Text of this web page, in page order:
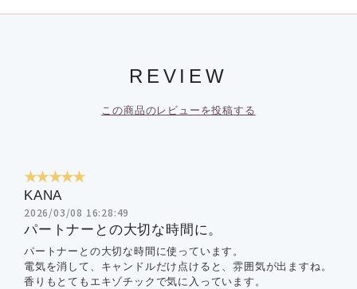
REVIEW
この商品のレビューを投稿する
★★★★★
KANA
2026/03/08 16:28:49
パートナーとの大切な時間に。
パートナーとの大切な時間に使っています。
電気を消して、キャンドルだけ点けると、雰囲気が出ますね。
香りもとてもエキゾチックで気に入っています。